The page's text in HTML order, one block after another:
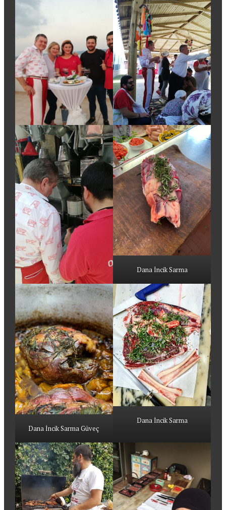
Dana İncik Sarma
Dana İncik Sarma Güveç
Dana İncik Sarma